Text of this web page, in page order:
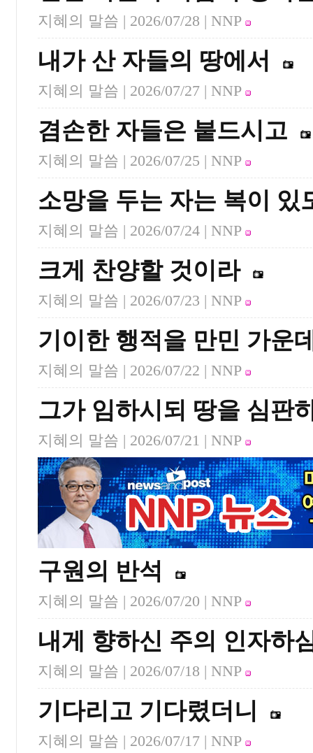
지혜의 말씀 | 2026/07/28 | NNP
내가 산 자들의 땅에서
지혜의 말씀 | 2026/07/27 | NNP
겸손한 자들은 붙드시고
지혜의 말씀 | 2026/07/25 | NNP
소망을 두는 자는 복이 있
지혜의 말씀 | 2026/07/24 | NNP
크게 찬양할 것이라
지혜의 말씀 | 2026/07/23 | NNP
기이한 행적을 만민 가운
지혜의 말씀 | 2026/07/22 | NNP
그가 임하시되 땅을 심판
지혜의 말씀 | 2026/07/21 | NNP
구원의 반석
지혜의 말씀 | 2026/07/20 | NNP
내게 향하신 주의 인자하
지혜의 말씀 | 2026/07/18 | NNP
기다리고 기다렸더니
지혜의 말씀 | 2026/07/17 | NNP